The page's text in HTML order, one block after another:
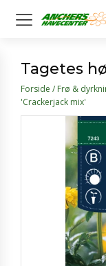
Forside / Frø &
'Crackerjack mix'
Tagetes